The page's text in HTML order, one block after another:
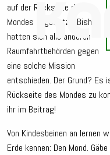
auf der Rückseite des
Mondes abgesetzt. Bisher
hatten sich alle anderen
Raumfahrtbehörden gegen
eine solche Mission
entschieden. Der Grund?
Rückseite des Mondes zu
ihr im Beitrag!
Von Kindesbeinen an lernen
Erde kennen: Den Mond.